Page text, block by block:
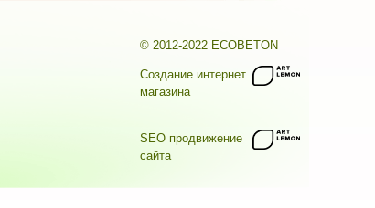
© 2012-2022 ECOBETON
Создание интернет
магазина
SEO продвижение
сайта